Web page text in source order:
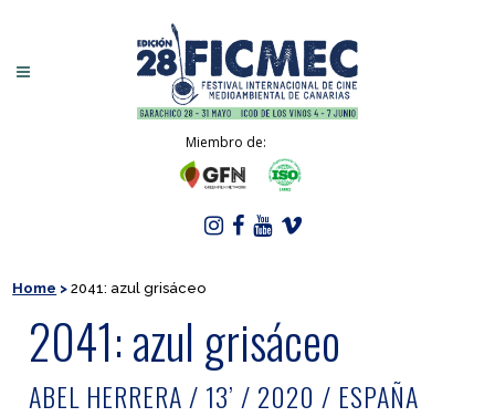
Miembro de:
Home >2041: azul grisáceo
2041: azul grisáceo
ABEL HERRERA / 13’ / 2020 / ESPAÑA